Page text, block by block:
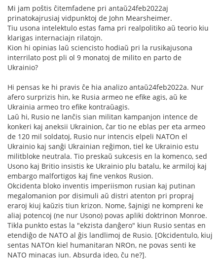
Mi jam poŝtis ĉitemfadene pri antaŭ24feb2022aj
prinatokajrusiaj vidpunktoj de John Mearsheimer.
Tiu usona intelektulo estas fama pri realpolitiko aŭ teorio kiu
klarigas internaciajn rilatojn.
Kion hi opinias laŭ sciencisto hodiaŭ pri la rusikajusona
interrilato post pli ol 9 monatoj de milito en parto de
Ukrainio?
Hi pensas ke hi pravis ĉe hia analizo antaŭ24feb2022a. Nur
afero surprizis hin, ke Rusia armeo ne efike agis, aŭ ke
Ukrainia armeo tro efike kontraŭagis.
Laŭ hi, Rusio ne lanĉis sian militan kampanjon intence de
konkeri kaj aneksii Ukrainion, ĉar tio ne eblas per eta armeo
de 120 mil soldatoj, Rusio nur intencis elpeli NATOn el
Ukrainio kaj sanĝi Ukrainian reĝimon, tiel ke Ukrainio estu
militbloke neutrala. Tio preskaŭ sukcesis en la komenco, sed
Usono kaj Britio insistis ke Ukrainio plu batalu, ke armiloj kaj
embargo malfortigos kaj fine venkos Rusion.
Okcidenta bloko inventis imperiismon rusian kaj putinan
megalomanion por disimuli aŭ distri atenton pri propraj
eraroj kiuj kaŭzis tiun krizon. Nome, ŝajnigi ne kompreni ke
aliaj potencoj (ne nur Usono) povas apliki doktrinon Monroe.
Tikla punkto estas la "ekzista danĝero" kiun Rusio sentas en
etendiĝo de NATO al ĝis landlimoj de Rusio. [Okcidentulo, kiuj
sentas NATOn kiel humanitaran NROn, ne povas senti ke
NATO minacas iun. Absurda ideo, ĉu ne?].